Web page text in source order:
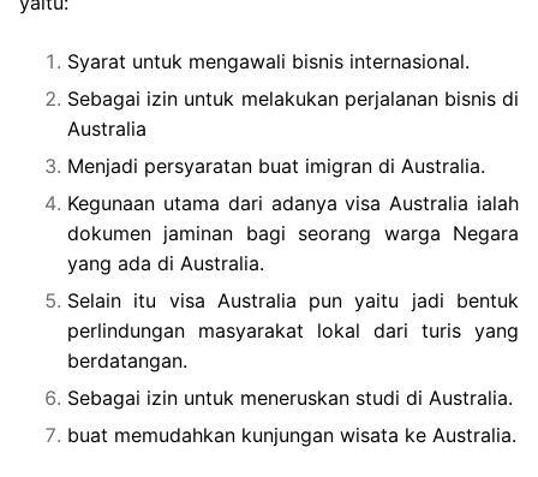
Syarat untuk mengawali bisnis internasional.
Sebagai izin untuk melakukan perjalanan bisnis di
Australia
Menjadi persyaratan buat imigran di Australia.
Kegunaan utama dari adanya visa Australia ialah
dokumen jaminan bagi seorang warga Negara
yang ada di Australia.
Selain itu visa Australia pun yaitu jadi bentuk
perlindungan masyarakat lokal dari turis yang
berdatangan.
Sebagai izin untuk meneruskan studi di Australia.
buat memudahkan kunjungan wisata ke Australia.